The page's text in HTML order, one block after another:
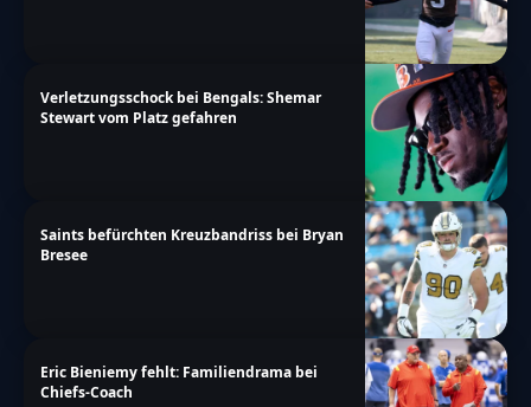
Verletzungsschock bei Bengals: Shemar
Stewart vom Platz gefahren
Saints befürchten Kreuzbandriss bei Bryan
Bresee
Eric Bieniemy fehlt: Familiendrama bei
Chiefs-Coach